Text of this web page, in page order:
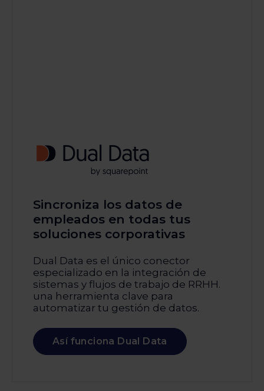
Sincroniza los datos de
empleados en todas tus
soluciones corporativas
Dual Data es el único conector
especializado en la integración de
sistemas y flujos de trabajo de RRHH.
una herramienta clave para
automatizar tu gestión de datos.
Así funciona Dual Data